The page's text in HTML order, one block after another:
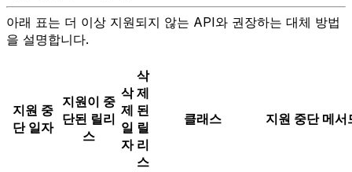
아래 표는 더 이상 지원되지 않는 API와 권장하는 대체 방법
을 설명합니다.
지원 중
단 일자
지원이 중
단된 릴리
스
삭
제
일
자
삭
제
된
릴
리
스
클래스 지원 중단 메